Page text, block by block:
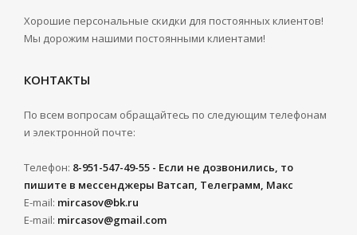
Хорошие персональные скидки для постоянных клиентов!
Мы дорожим нашими постоянными клиентами!
КОНТАКТЫ
По всем вопросам обращайтесь по следующим телефонам
и электронной почте:
Телефон: 8-951-547-49-55 - Если не дозвонились, то
пишите в мессенджеры Ватсап, Телеграмм, Макс
E-mail: mircasov@bk.ru
E-mail: mircasov@gmail.com